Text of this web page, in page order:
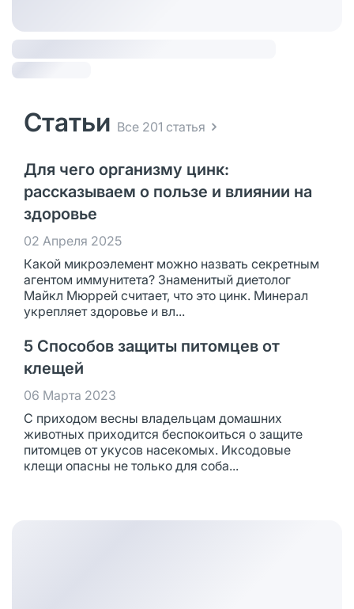
Статьи Все 201 статья
Для чего организму цинк:
рассказываем о пользе и влиянии на
здоровье
02 Апреля 2025
Какой микроэлемент можно назвать секретным
агентом иммунитета? Знаменитый диетолог
Майкл Мюррей считает, что это цинк. Минерал
укрепляет здоровье и вл...
5 Способов защиты питомцев от
клещей
06 Марта 2023
С приходом весны владельцам домашних
животных приходится беспокоиться о защите
питомцев от укусов насекомых. Иксодовые
клещи опасны не только для соба...